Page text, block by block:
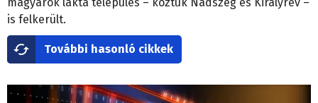
is felkerült.
További hasonló cikkek